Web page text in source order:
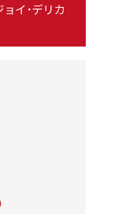
イ･デリカ